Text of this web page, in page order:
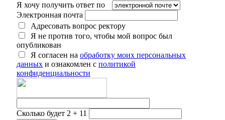
Я хочу получить ответ по
Электронная почта
Адресовать вопрос ректору
Я не против того, чтобы мой вопрос был
опубликован
Я согласен на обработку моих персональных
данных и ознакомлен с политикой
конфиденциальности
Сколько будет 2 + 11